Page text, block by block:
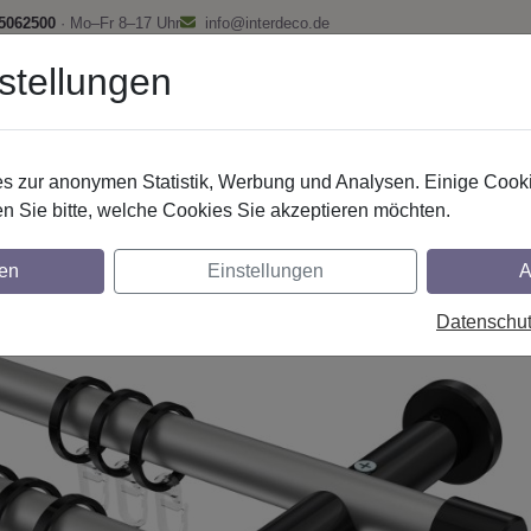
· Mo–Fr 8–17 Uhr info@interdeco.de
Gardinenstangen Metall
aus Metall in 20 mm Ø, 2-
zur anonymen Statistik, Werbung und Analysen. Einige
Sie bitte, welche Cookies Sie akzeptieren möchten.
Einstellungen